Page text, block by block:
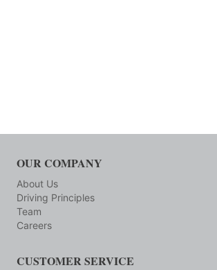
OUR COMPANY
About Us
Driving Principles
Team
Careers
CUSTOMER SERVICE